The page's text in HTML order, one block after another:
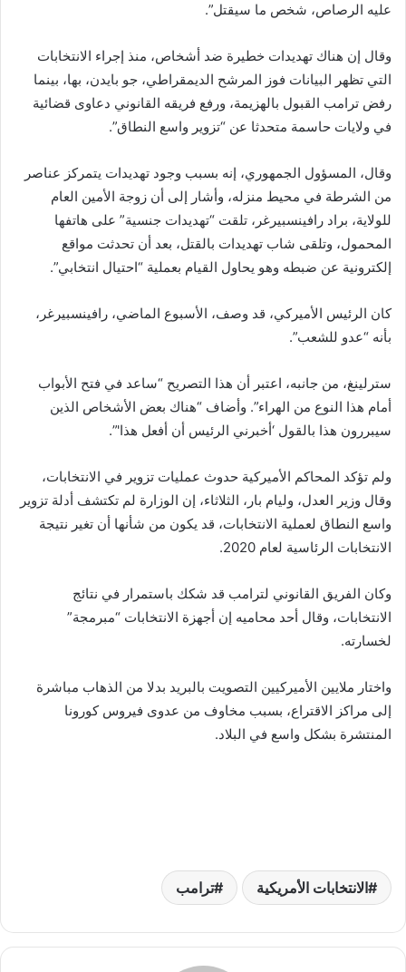
عليه الرصاص، شخص ما سيقتل”.
وقال إن هناك تهديدات خطيرة ضد أشخاص، منذ إجراء الانتخابات
التي تظهر البيانات فوز المرشح الديمقراطي، جو بايدن، بها، بينما
رفض ترامب القبول بالهزيمة، ورفع فريقه القانوني دعاوى قضائية
في ولايات حاسمة متحدثا عن “تزوير واسع النطاق”.
وقال، المسؤول الجمهوري، إنه بسبب وجود تهديدات يتمركز عناصر
من الشرطة في محيط منزله، وأشار إلى أن زوجة الأمين العام
للولاية، براد رافينسبيرغر، تلقت “تهديدات جنسية” على هاتفها
المحمول، وتلقى شاب تهديدات بالقتل، بعد أن تحدثت مواقع
إلكترونية عن ضبطه وهو يحاول القيام بعملية “احتيال انتخابي”.
كان الرئيس الأميركي، قد وصف، الأسبوع الماضي، رافينسبيرغر،
بأنه “عدو للشعب”.
سترلينغ، من جانبه، اعتبر أن هذا التصريح “ساعد في فتح الأبواب
أمام هذا النوع من الهراء”. وأضاف “هناك بعض الأشخاص الذين
سيبررون هذا بالقول ‘أخبرني الرئيس أن أفعل هذا'”.
ولم تؤكد المحاكم الأميركية حدوث عمليات تزوير في الانتخابات،
وقال وزير العدل، وليام بار، الثلاثاء، إن الوزارة لم تكتشف أدلة تزوير
واسع النطاق لعملية الانتخابات، قد يكون من شأنها أن تغير نتيجة
الانتخابات الرئاسية لعام 2020.
وكان الفريق القانوني لترامب قد شكك باستمرار في نتائج
الانتخابات، وقال أحد محاميه إن أجهزة الانتخابات “مبرمجة”
لخسارته.
واختار ملايين الأميركيين التصويت بالبريد بدلا من الذهاب مباشرة
إلى مراكز الاقتراع، بسبب مخاوف من عدوى فيروس كورونا
المنتشرة بشكل واسع في البلاد.
الانتخابات الأمريكية ترامب